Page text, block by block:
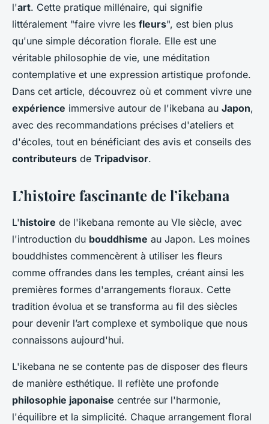
l'art. Cette pratique millénaire, qui signifie
littéralement "faire vivre les fleurs", est bien plus
qu'une simple décoration florale. Elle est une
véritable philosophie de vie, une méditation
contemplative et une expression artistique profonde.
Dans cet article, découvrez où et comment vivre une
expérience immersive autour de l'ikebana au Japon,
avec des recommandations précises d'ateliers et
d'écoles, tout en bénéficiant des avis et conseils des
contributeurs de Tripadvisor.
L’histoire fascinante de l’ikebana
L'histoire de l'ikebana remonte au VIe siècle, avec
l'introduction du bouddhisme au Japon. Les moines
bouddhistes commencèrent à utiliser les fleurs
comme offrandes dans les temples, créant ainsi les
premières formes d'arrangements floraux. Cette
tradition évolua et se transforma au fil des siècles
pour devenir l’art complexe et symbolique que nous
connaissons aujourd'hui.
L'ikebana ne se contente pas de disposer des fleurs
de manière esthétique. Il reflète une profonde
philosophie japonaise centrée sur l'harmonie,
l'équilibre et la simplicité. Chaque arrangement floral